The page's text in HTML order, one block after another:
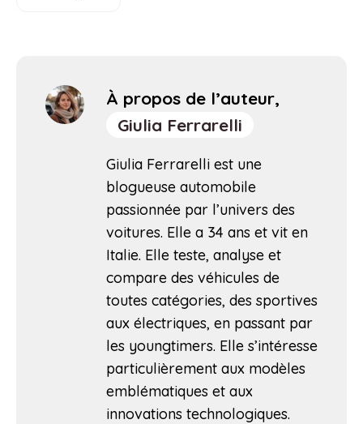
À propos de l’auteur,
Giulia Ferrarelli
Giulia Ferrarelli est une
blogueuse automobile
passionnée par l’univers des
voitures. Elle a 34 ans et vit en
Italie. Elle teste, analyse et
compare des véhicules de
toutes catégories, des sportives
aux électriques, en passant par
les youngtimers. Elle s’intéresse
particulièrement aux modèles
emblématiques et aux
innovations technologiques.